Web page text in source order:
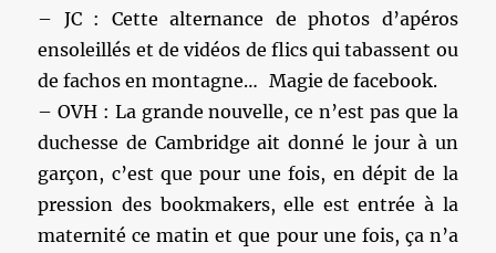
– JC : Cette alternance de photos d’apéros
ensoleillés et de vidéos de flics qui tabassent ou
de fachos en montagne… Magie de facebook.
– OVH : La grande nouvelle, ce n’est pas que la
duchesse de Cambridge ait donné le jour à un
garçon, c’est que pour une fois, en dépit de la
pression des bookmakers, elle est entrée à la
maternité ce matin et que pour une fois, ça n’a